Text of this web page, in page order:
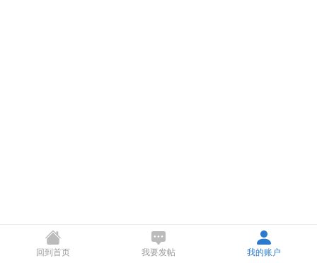
回到首页 我要发帖 我的账户